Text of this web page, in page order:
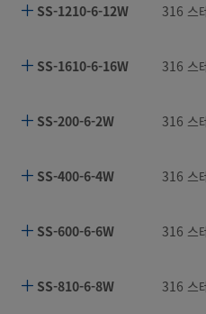
SS-1210-6-12W 316 스
SS-1610-6-16W 316 스
SS-200-6-2W 316 스
SS-400-6-4W 316 스
SS-600-6-6W 316 스
SS-810-6-8W 316 스